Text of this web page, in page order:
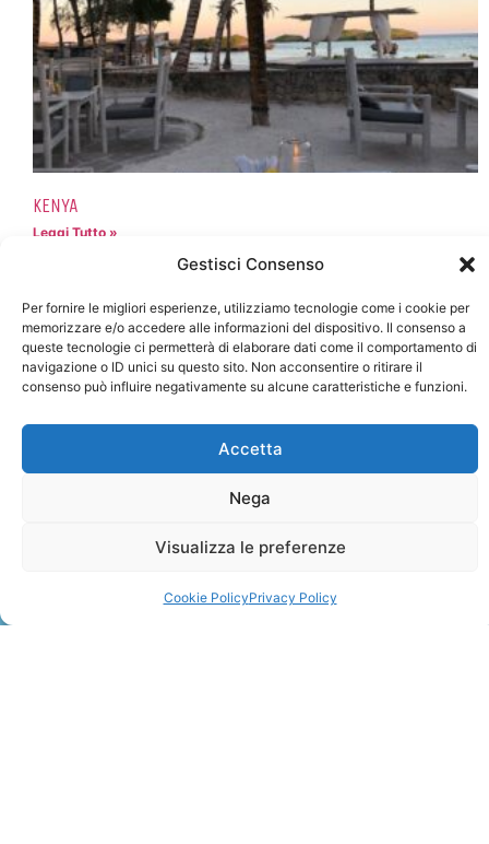
Gestisci Consenso
Per fornire le migliori esperienze, utilizziamo tecnologie come i cookie per
memorizzare e/o accedere alle informazioni del dispositivo. Il consenso a
queste tecnologie ci permetterà di elaborare dati come il comportamento di
navigazione o ID unici su questo sito. Non acconsentire o ritirare il
consenso può influire negativamente su alcune caratteristiche e funzioni.
Accetta
Nega
Visualizza le preferenze
Cookie PolicyPrivacy Policy
KENYA
Leggi Tutto »